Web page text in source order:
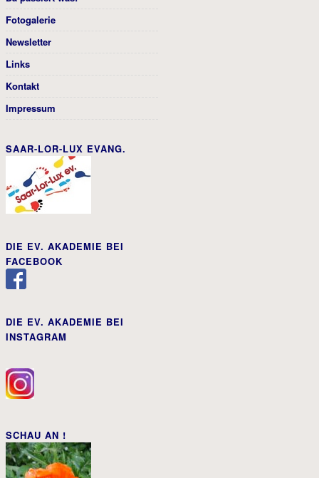
Fotogalerie
Newsletter
Links
Kontakt
Impressum
SAAR-LOR-LUX EVANG.
DIE EV. AKADEMIE BEI
FACEBOOK
DIE EV. AKADEMIE BEI
INSTAGRAM
SCHAU AN !